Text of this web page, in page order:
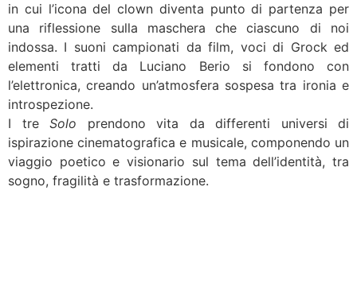
in cui l’icona del clown diventa punto di partenza per
una riflessione sulla maschera che ciascuno di noi
indossa. I suoni campionati da film, voci di Grock ed
elementi tratti da Luciano Berio si fondono con
l’elettronica, creando un’atmosfera sospesa tra ironia e
introspezione.
I tre Solo prendono vita da differenti universi di
ispirazione cinematografica e musicale, componendo un
viaggio poetico e visionario sul tema dell’identità, tra
sogno, fragilità e trasformazione.